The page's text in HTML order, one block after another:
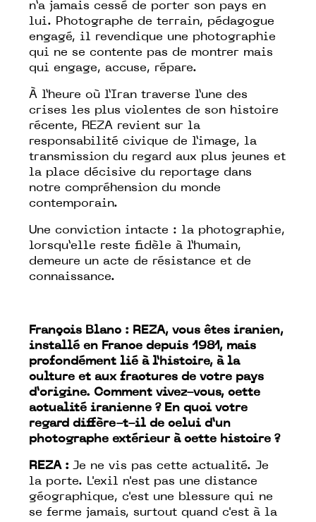
n’a jamais cessé de porter son pays en
lui. Photographe de terrain, pédagogue
engagé, il revendique une photographie
qui ne se contente pas de montrer mais
qui engage, accuse, répare.
À l’heure où l’Iran traverse l’une des
crises les plus violentes de son histoire
récente, REZA revient sur la
responsabilité civique de l’image, la
transmission du regard aux plus jeunes et
la place décisive du reportage dans
notre compréhension du monde
contemporain.
Une conviction intacte : la photographie,
lorsqu’elle reste fidèle à l’humain,
demeure un acte de résistance et de
connaissance.
François Blanc : REZA, vous êtes iranien,
installé en France depuis 1981, mais
profondément lié à l’histoire, à la
culture et aux fractures de votre pays
d’origine. Comment vivez-vous, cette
actualité iranienne ? En quoi votre
regard diffère-t-il de celui d’un
photographe extérieur à cette histoire ?
REZA : Je ne vis pas cette actualité. Je
la porte. L'exil n'est pas une distance
géographique, c'est une blessure qui ne
se ferme jamais, surtout quand c'est à la